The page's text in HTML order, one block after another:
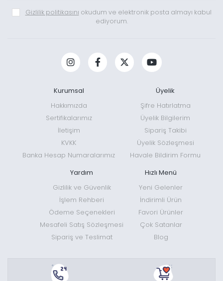
Gizlilik politikasını okudum ve elektronik posta almayı kabul
ediyorum.
Kurumsal
Hakkımızda
Sertifikalarımız
İletişim
KVKK
Banka Hesap Numaralarımız
Üyelik
Şifre Hatırlatma
Üyelik Bilgilerim
Sipariş Takibi
Üyelik Sözleşmesi
Havale Bildirim Formu
Yardım
Gizlilik ve Güvenlik
İşlem Rehberi
Ödeme Seçenekleri
Mesafeli Satış Sözleşmesi
Sipariş ve Teslimat
Hızlı Menü
Yeni Gelenler
İndirimli Ürün
Favori Ürünler
Çok Satanlar
Blog